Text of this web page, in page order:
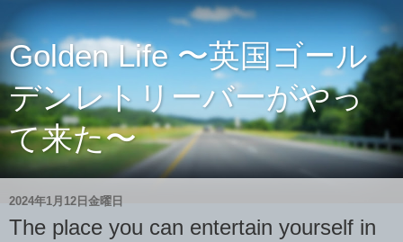
Golden Life 〜英国ゴール
デンレトリーバーがやっ
て来た〜
2024年1月12日金曜日
The place you can entertain yourself in